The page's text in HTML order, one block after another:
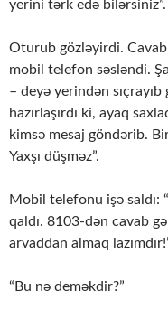
yerini tərk edə bilərsiniz”.
Oturub gözləyirdi. Cavab
mobil telefon səsləndi.
– deyə yerindən
hazırlaşırdı ki, ayaq
kimsə mesaj göndərib.
Yaxşı düşməz”.
Mobil telefonu işə saldı:
qaldı. 8103-dən cavab
arvaddan almaq
“Bu nə deməkdir?”